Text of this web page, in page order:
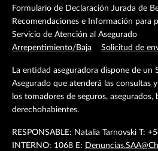
Formulario de Declaración Jurada de
Recomendaciones e Información para
Servicio de Atención al Asegurado
Arrepentimiento/Baja
Solicitud de
La entidad aseguradora dispone de un
Asegurado que atenderá las consultas
los tomadores de seguros, asegurados,
derechohabientes.
RESPONSABLE: Natalia Tarnovski T:
INTERNO: 1068 E: